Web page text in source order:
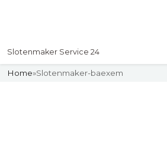
Slotenmaker Service 24
Home»Slotenmaker-baexem